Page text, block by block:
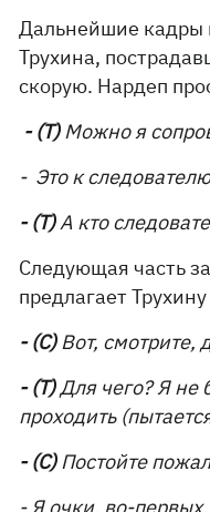
Дальнейшие кадры
Трухина,
скорую. Нардеп
- (Т)Можно я
- Это к
- (Т)А кто
Следующая часть
предлагает
- (С)Вот, смотрите,
- (Т)Для чего? Я не
проходить
- (С)Постойте
- Я очки, во-